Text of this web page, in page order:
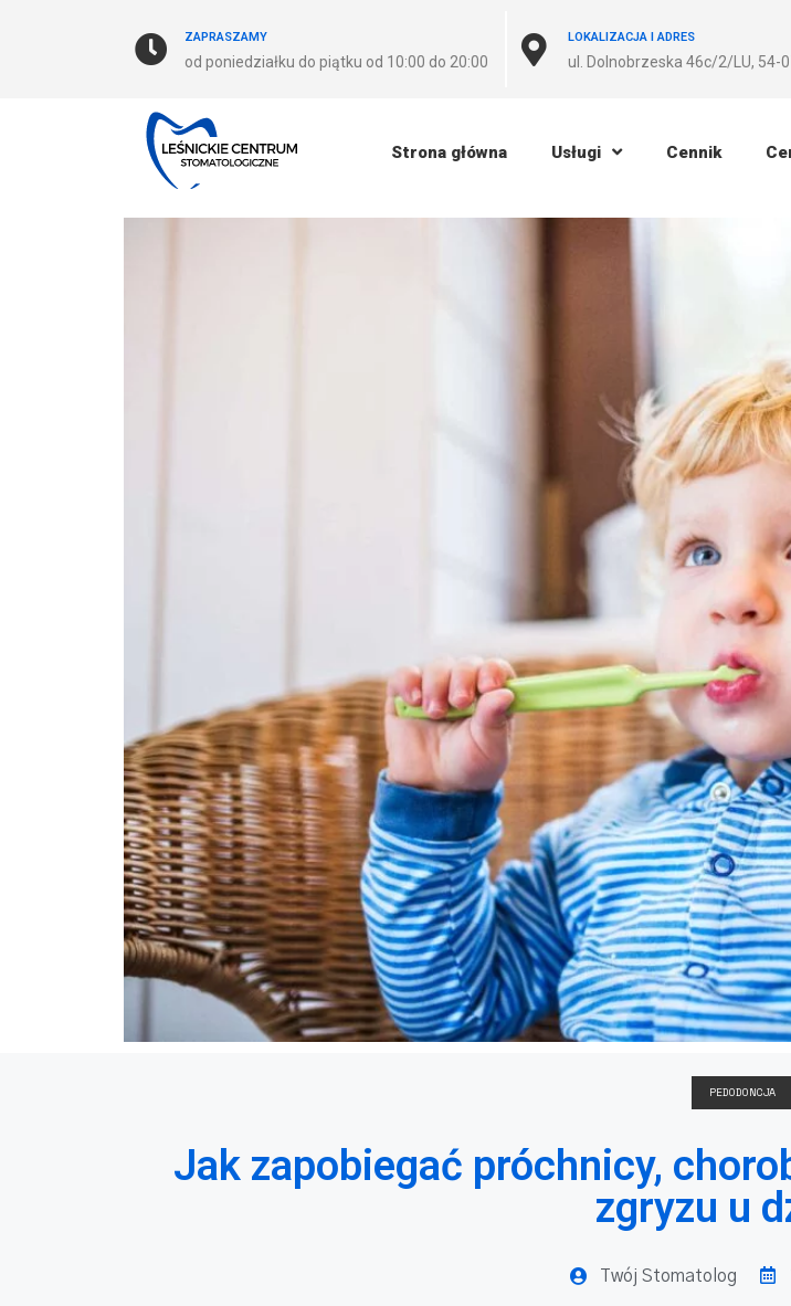
ZAPRASZAMY
od poniedziałku do piątku od 10:00 do 20:00
LOKALIZACJA I ADRES
ul. Dolnobrzeska 46c/2/LU, 54-
Strona główna Usługi Cennik
PEDODONCJA
Jak zapobiegać próchnicy,
zgryzu u
Twój Stomatolog